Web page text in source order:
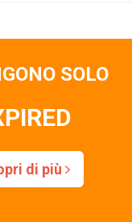
SOLO
di più